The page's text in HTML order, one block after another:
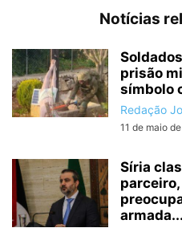
Notícias
prisão
símbolo
Redação
11 de maio
Síria
armada...